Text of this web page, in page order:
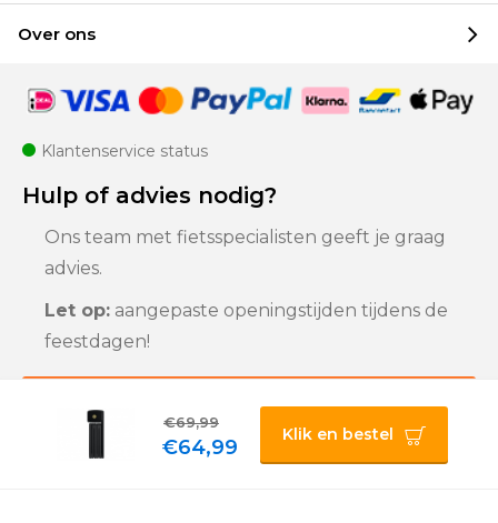
€64,99
€69,99
Klik en bestel
Over ons
Klantenservice status
Hulp of advies nodig?
Ons team met fietsspecialisten geeft je graag
advies.
Let op: aangepaste openingstijden tijdens de
feestdagen!
Klantenservice
Privacybeleid |
Algemene voorwaarden |